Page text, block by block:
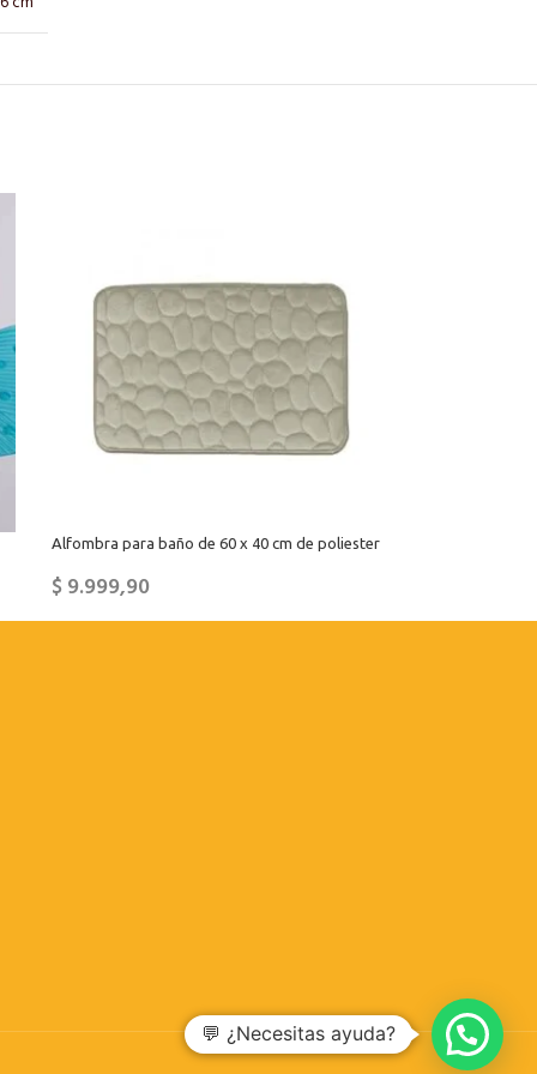
Alfombra para baño de 60 x 40 cm de poliester
$9.999,90
💬 ¿Necesitas ayuda?